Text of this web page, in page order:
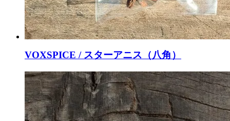
VOXSPICE / スターアニス（八角）